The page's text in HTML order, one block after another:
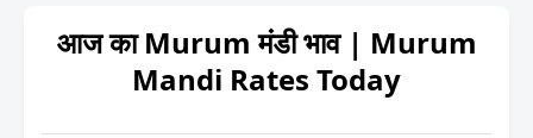
आज का Murum मंडी भाव | Murum
Mandi Rates Today